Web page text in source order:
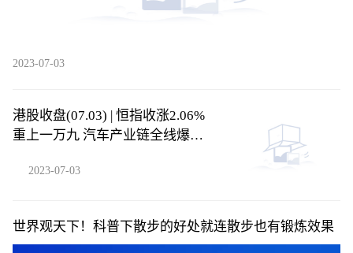
2023-07-03
港股收盘(07.03) | 恒指收涨2.06%
重上一万九 汽车产业链全线爆发
2023-07-03
世界观天下！科普下散步的好处就连散步也有锻炼效果